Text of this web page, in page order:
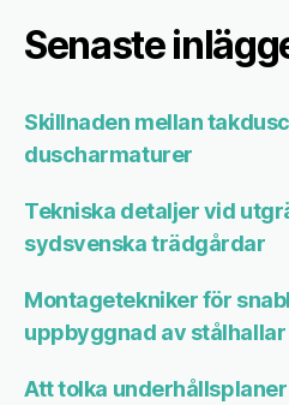
Senaste
Skillnaden mellan
duscharmaturer
Tekniska detaljer vid
sydsvenska trädgårdar
Montagetekniker för
uppbyggnad av stålhallar
Att tolka